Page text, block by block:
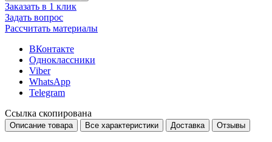
Заказать в 1 клик
Задать вопрос
Рассчитать материалы
ВКонтакте
Одноклассники
Viber
WhatsApp
Telegram
Ссылка скопирована
Описание товара Все характеристики Доставка Отзывы